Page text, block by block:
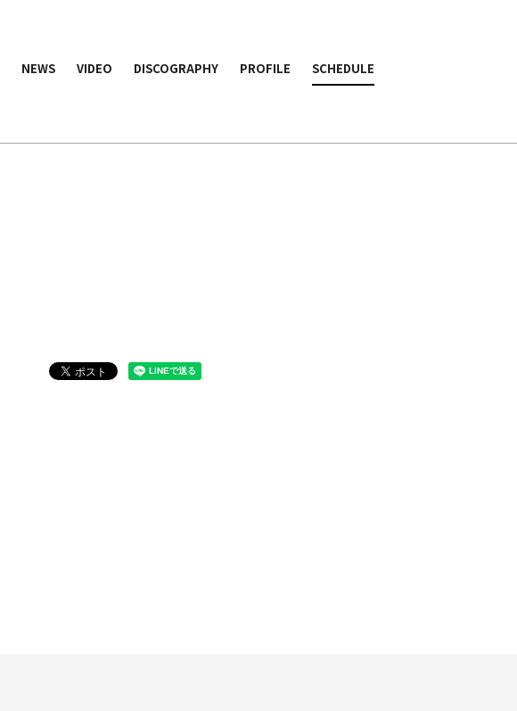
NEWS VIDEO DISCOGRAPHY PROFILE SCHEDULE